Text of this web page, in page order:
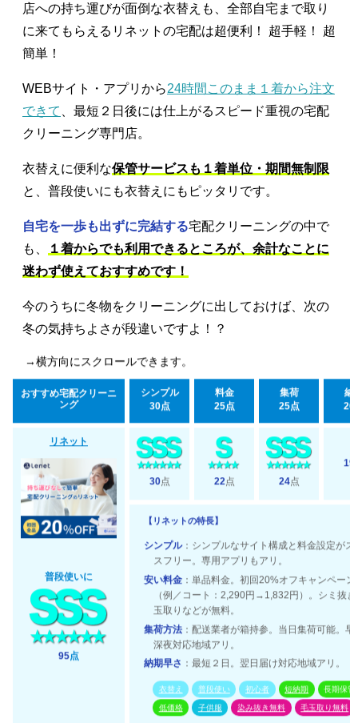
店への持ち運びが面倒な衣替えも、全部自宅まで取り
に来てもらえるリネットの宅配は超便利！ 超手軽！ 超
簡単！
WEBサイト・アプリから24時間このまま１着から注文
できて
、最短２日後には仕上がるスピード重視の宅配
クリーニング専門店。
衣替えに便利な保管サービスも１着単位・期間無制限
と、普段使いにも衣替えにもピッタリです。
自宅を一歩も出ずに完結する宅配クリーニングの中で
も、
１着からでも利用できるところが、余計なことに
迷わず使えておすすめです！
今のうちに冬物をクリーニングに出しておけば、次の
冬の気持ちよさが段違いですよ！？
→横方向にスクロールできます。
おすすめ宅配クリーニ
ング
シンプル
30点
料金
25点
集荷
25点
納
20
リネット
普段使いに
95点
30点 22点 24点
19
【リネットの特長】
シンプル：シンプルなサイト構成と料金設定がス
スフリー。専用アプリもアリ。
安い料金 ：単品料金。初回20%オフキャンペーン
（例／コート：2,290円→1,832円）。シミ抜
玉取りなどが無料。
集荷方法 ：配送業者が箱持参。当日集荷可能。早
深夜対応地域アリ。
納期早さ ：最短２日。翌日届け対応地域アリ。
衣替え 普段使い 初心者 短納期 長期保管
低価格 子供服 染み抜き無料 毛玉取り無料